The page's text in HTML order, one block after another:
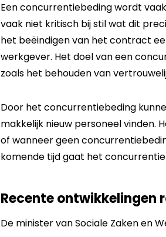
Een concurrentiebeding wordt
vaak niet kritisch bij stil wat dit
het beëindigen van het contract
werkgever. Het doel van een
zoals het behouden van
Door het concurrentiebeding
makkelijk nieuw personeel vinden.
of wanneer geen
komende tijd gaat het
Recente ontwikkelingen
De minister van Sociale Zaken en